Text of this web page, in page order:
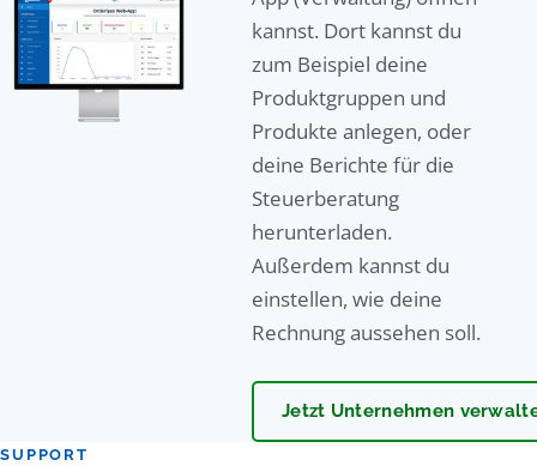
kannst. Dort kannst du
zum Beispiel deine
Produktgruppen und
Produkte anlegen, oder
deine Berichte für die
Steuerberatung
herunterladen.
Außerdem kannst du
einstellen, wie deine
Rechnung aussehen soll.
Jetzt Unternehmen
SUPPORT